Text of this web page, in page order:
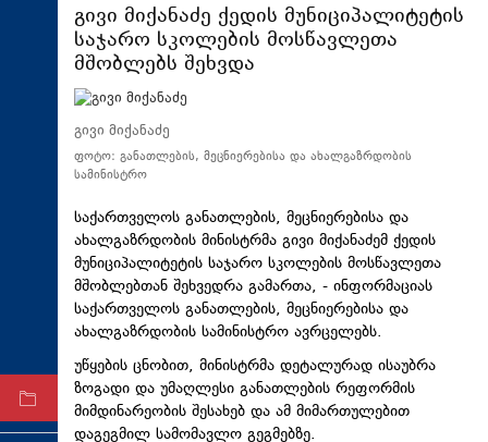
მსოფლიო
ჯანდაცვა
საზოგადოება
სამართალი
თავდაცვა
კულტურა
ტექნოლოგიები
გივი მიქანაძე ქედის მუნიციპალიტეტის
საჯარო სკოლების მოსწავლეთა
მშობლებს შეხვდა
გივი მიქანაძე
ფოტო: განათლების, მეცნიერებისა და ახალგაზრდობის
სამინისტრო
საქართველოს განათლების, მეცნიერებისა და
ახალგაზრდობის მინისტრმა გივი მიქანაძემ ქედის
მუნიციპალიტეტის საჯარო სკოლების მოსწავლეთა
მშობლებთან შეხვედრა გამართა, - ინფორმაციას
საქართველოს განათლების, მეცნიერებისა და
ახალგაზრდობის სამინისტრო ავრცელებს.
უწყების ცნობით, მინისტრმა დეტალურად ისაუბრა
ზოგადი და უმაღლესი განათლების რეფორმის
მიმდინარეობის შესახებ და ამ მიმართულებით
დაგეგმილ სამომავლო გეგმებზე.